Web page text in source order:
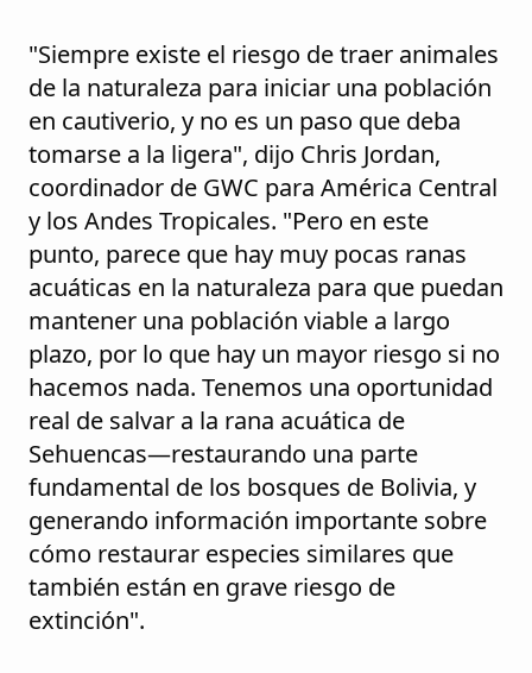
"Siempre existe el riesgo de traer animales
de la naturaleza para iniciar una población
en cautiverio, y no es un paso que deba
tomarse a la ligera", dijo Chris Jordan,
coordinador de GWC para América Central
y los Andes Tropicales. "Pero en este
punto, parece que hay muy pocas ranas
acuáticas en la naturaleza para que puedan
mantener una población viable a largo
plazo, por lo que hay un mayor riesgo si no
hacemos nada. Tenemos una oportunidad
real de salvar a la rana acuática de
Sehuencas—restaurando una parte
fundamental de los bosques de Bolivia, y
generando información importante sobre
cómo restaurar especies similares que
también están en grave riesgo de
extinción".